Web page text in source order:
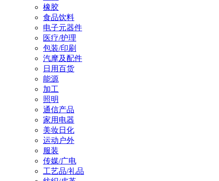
橡胶
食品饮料
电子元器件
医疗/护理
包装/印刷
汽摩及配件
日用百货
能源
加工
照明
通信产品
家用电器
美妆日化
运动户外
服装
传媒/广电
工艺品/礼品